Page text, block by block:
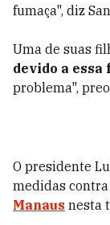
fumaça", diz
Uma de suas
devido a essa
problema",
O presidente
medidas
Manaus nesta